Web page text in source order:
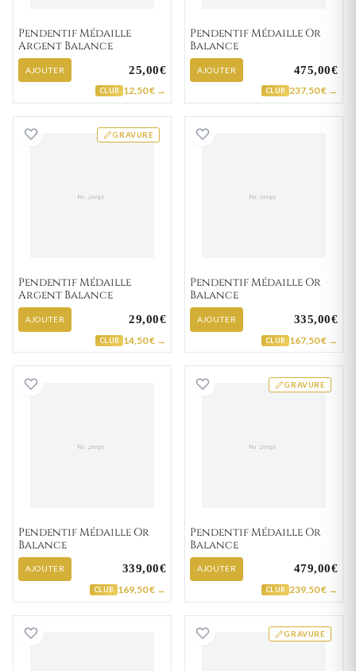
Pendentif Médaille
Argent Balance
AJOUTER 25,00€
CLUB 12,50 € →
Pendentif Médaille Or
Balance
AJOUTER 475,00€
CLUB 237,50 € →
GRAVURE
Pendentif Médaille Argent Balance
Pendentif Médaille
Argent Balance
AJOUTER 29,00€
CLUB 14,50 € →
Pendentif Médaille Or
Balance
AJOUTER 335,00€
CLUB 167,50 € →
Pendentif Médaille Or Balance
Pendentif Médaille Or
Balance
AJOUTER 339,00€
CLUB 169,50 € →
GRAVURE
Pendentif
Pendentif Médaille Or
Balance
AJOUTER 479,00€
CLUB 239,50 € →
Pendentif Médaille Plaqué Or BalanceGRAVURE
Pendentif